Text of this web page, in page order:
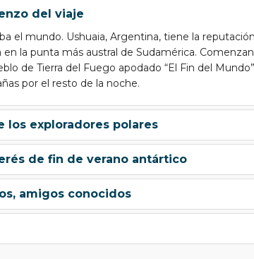
del viaje
el mundo. Ushuaia, Argentina, tiene la
en la punta más austral de Sudamérica.
de Tierra del Fuego apodado “El Fin del
por el resto de la noche.
los exploradores polares
de fin de verano antártico
amigos conocidos